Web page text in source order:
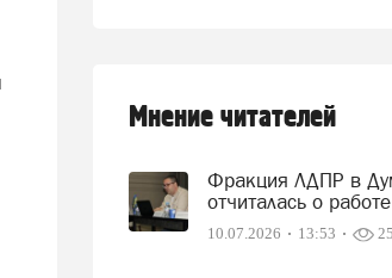
Мнение читателей
Фракция ЛДПР в
отчиталась о работе
10.07.2026 13:53 25